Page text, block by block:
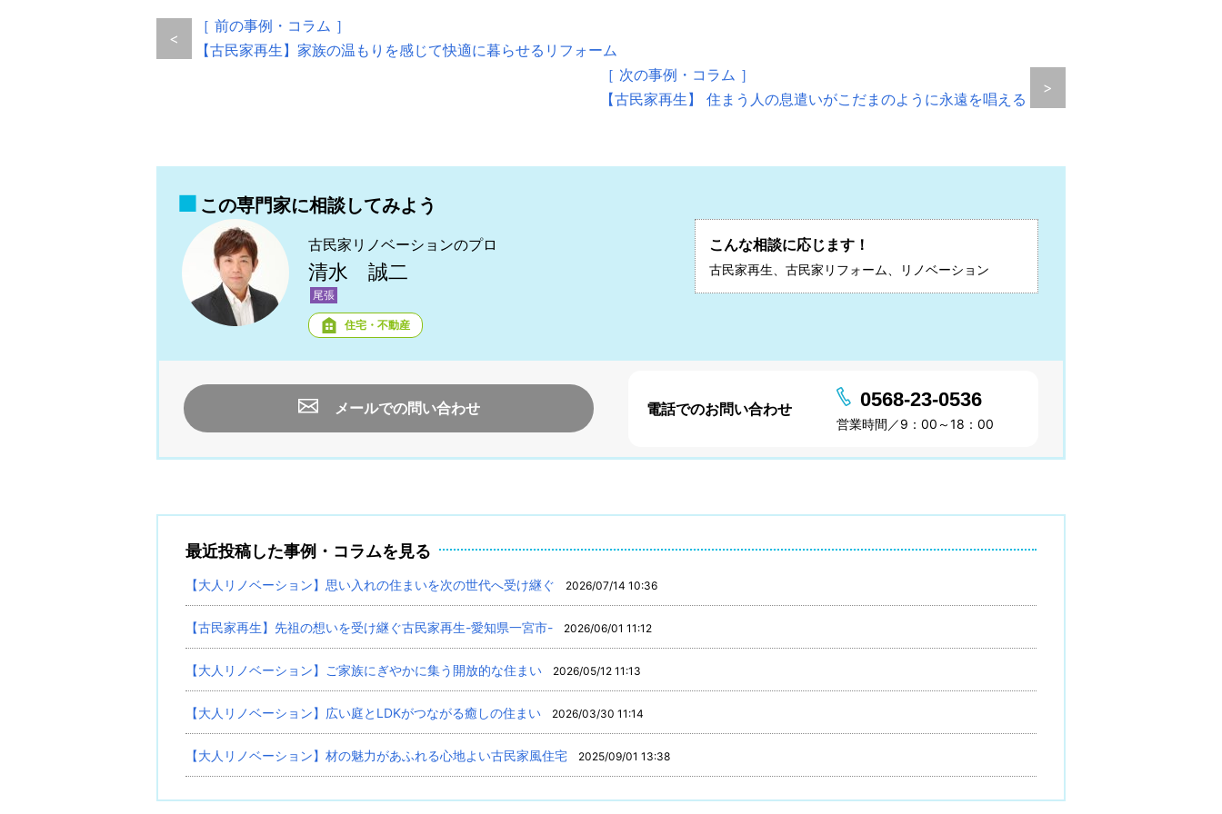
<
［ 前の事例・コラム ］
【古民家再生】家族の温もりを感じて快適に暮らせるリフォーム
［ 次の事例・コラム ］
【古民家再生】 住まう人の息遣いがこだまのように永遠を唱える
>
この専門家に相談してみよう
古民家リノベーションのプロ
清水 誠二
尾張
住宅・不動産
こんな相談に応じます！
古民家再生、古民家リフォーム、リノベーション
メールでの問い合わせ 電話でのお問い合わせ 0568-23-0536
営業時間／9：00～18：00
最近投稿した事例・コラムを見る
【大人リノベーション】思い入れの住まいを次の世代へ受け継ぐ 2026/07/14 10:36
【古民家再生】先祖の想いを受け継ぐ古民家再生-愛知県一宮市- 2026/06/01 11:12
【大人リノベーション】ご家族にぎやかに集う開放的な住まい 2026/05/12 11:13
【大人リノベーション】広い庭とLDKがつながる癒しの住まい 2026/03/30 11:14
【大人リノベーション】材の魅力があふれる心地よい古民家風住宅 2025/09/01 13:38